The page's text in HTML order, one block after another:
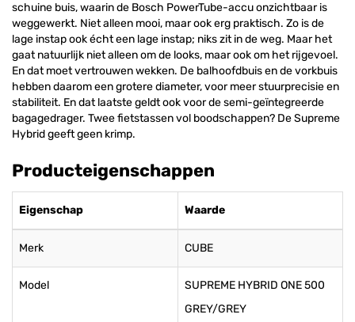
schuine buis, waarin de Bosch PowerTube-accu onzichtbaar is
weggewerkt. Niet alleen mooi, maar ook erg praktisch. Zo is de
lage instap ook écht een lage instap; niks zit in de weg. Maar het
gaat natuurlijk niet alleen om de looks, maar ook om het rijgevoel.
En dat moet vertrouwen wekken. De balhoofdbuis en de vorkbuis
hebben daarom een grotere diameter, voor meer stuurprecisie en
stabiliteit. En dat laatste geldt ook voor de semi-geïntegreerde
bagagedrager. Twee fietstassen vol boodschappen? De Supreme
Hybrid geeft geen krimp.
Producteigenschappen
Eigenschap Waarde
Merk CUBE
Model
SUPREME HYBRID ONE 500
GREY/GREY